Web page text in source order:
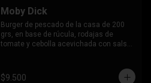
Moby Dick
Burger de pescado de la casa de 200
grs, en base de rúcula, rodajas de
tomate y cebolla acevichada con salsa
$9.500